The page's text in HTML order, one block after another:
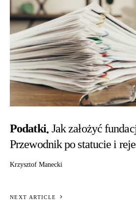
Podatki Jak założyć
Przewodnik po statucie i
Krzysztof Manecki
NEXT ARTICLE